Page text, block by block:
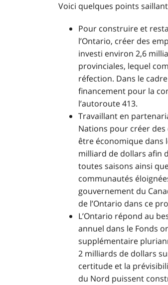
Voici quelques points
Pour construire et
l’Ontario, créer des
investi environ 2,6
provinciales, lequel
réfection. Dans le
financement pour la
l’autoroute 413.
Travaillant en
Nations pour créer
être économique dans
milliard de dollars afin
toutes saisons ainsi
communautés
gouvernement du
de l’Ontario dans ce
L’Ontario répond au
annuel dans le Fonds
supplémentaire
2 milliards de dollars
certitude et la
du Nord puissent